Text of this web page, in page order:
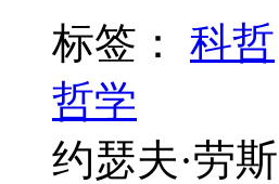
标签： 科哲
哲学
约瑟夫·劳